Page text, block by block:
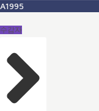
A1995
수감자